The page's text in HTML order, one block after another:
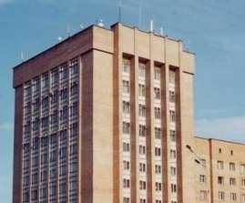
Перейти к основному содержанию